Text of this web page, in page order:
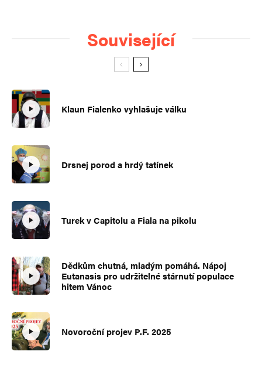
Související
Klaun Fialenko vyhlašuje válku
Drsnej porod a hrdý tatínek
Turek v Capitolu a Fiala na pikolu
Dědkům chutná, mladým pomáhá. Nápoj
Eutanasis pro udržitelné stárnutí populace
hitem Vánoc
Novoroční projev P.F. 2025